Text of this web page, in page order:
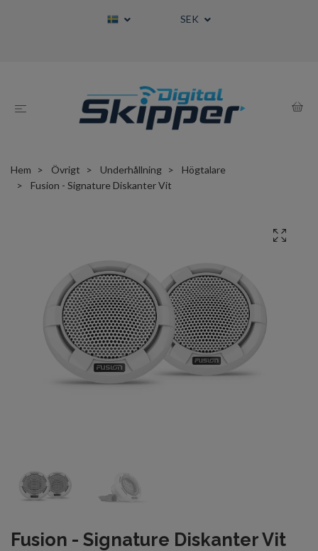
SEK
Hem Övrigt Underhållning
Högtalare
Fusion - Signature Diskanter Vit
Fusion - Signature Diskanter Vit